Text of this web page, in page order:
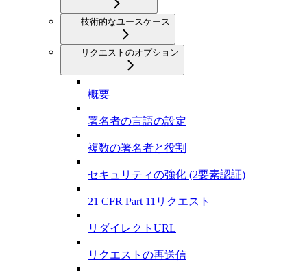
技術的なユースケース
リクエストのオプション
概要
署名者の言語の設定
複数の署名者と役割
セキュリティの強化 (2要素認証)
21 CFR Part 11リクエスト
リダイレクトURL
リクエストの再送信